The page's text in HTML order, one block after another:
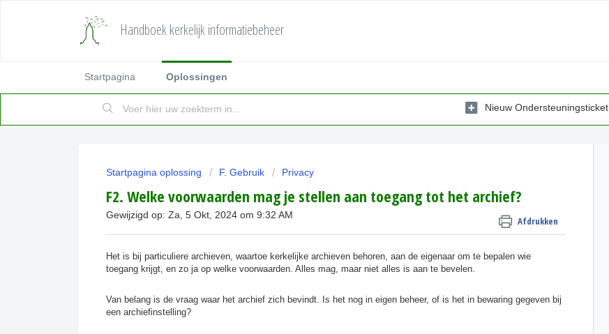
Handboek kerkelijk informatiebeheer
Startpagina Oplossingen
Nieuw Ondersteuningsticket
Startpagina oplossing F. Gebruik Privacy
F2. Welke voorwaarden mag je stellen aan toegang tot het archief?
Afdrukken
Gewijzigd op: Za, 5 Okt, 2024 om 9:32 AM
Het is bij particuliere archieven, waartoe kerkelijke archieven behoren, aan de eigenaar om te bepalen wie
toegang krijgt, en zo ja op welke voorwaarden. Alles mag, maar niet alles is aan te bevelen.
Van belang is de vraag waar het archief zich bevindt. Is het nog in eigen beheer, of is het in bewaring gegeven bij
een archiefinstelling?